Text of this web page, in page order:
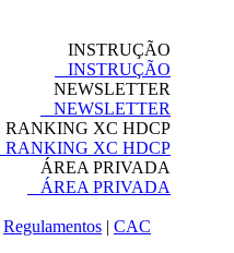
INSTRUÇÃO
INSTRUÇÃO
NEWSLETTER
NEWSLETTER
RANKING XC HDCP
RANKING XC HDCP
ÁREA PRIVADA
ÁREA PRIVADA
Regulamentos | CAC